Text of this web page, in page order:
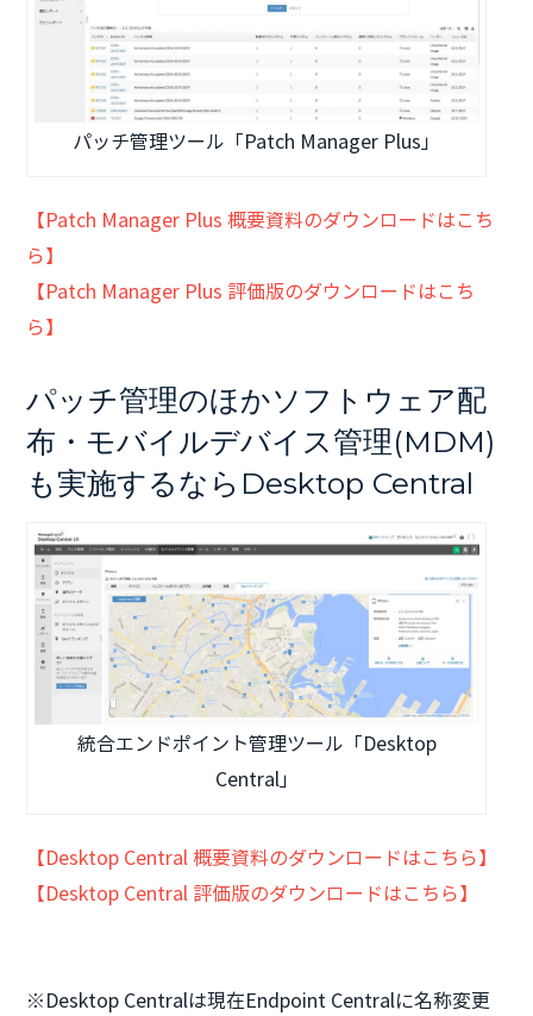
パッチ管理ツール「Patch Manager Plus」
【Patch Manager Plus 概要資料のダウンロードはこち
ら】
【Patch Manager Plus 評価版のダウンロードはこち
ら】
パッチ管理のほかソフトウェア配
布・モバイルデバイス管理(MDM)
も実施するならDesktop Central
統合エンドポイント管理ツール「Desktop
Central」
【Desktop Central 概要資料のダウンロードはこちら】
【Desktop Central 評価版のダウンロードはこちら】
※Desktop Centralは現在Endpoint Centralに名称変更